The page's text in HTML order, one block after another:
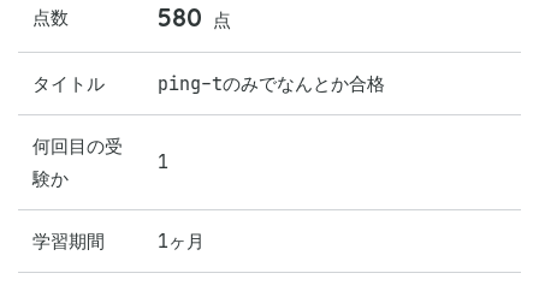
点数 580 点
タイトル ping-tのみでなんとか合格
何回目の受
験か
1
学習期間 1ヶ月